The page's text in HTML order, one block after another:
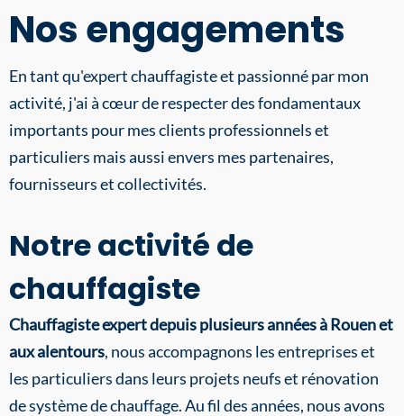
Nos engagements
En tant qu'expert chauffagiste et passionné par mon
activité, j'ai à cœur de respecter des fondamentaux
importants pour mes clients professionnels et
particuliers mais aussi envers mes partenaires,
fournisseurs et collectivités.
Notre activité de
chauffagiste
Chauffagiste expert depuis plusieurs années à Rouen et
aux alentours, nous accompagnons les entreprises et
les particuliers dans leurs projets neufs et rénovation
de système de chauffage. Au fil des années, nous avons